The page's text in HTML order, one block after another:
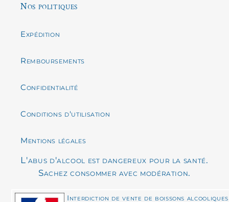
Nos politiques
Expédition
Remboursements
Confidentialité
Conditions d'utilisation
Mentions légales
L'abus d'alcool est dangereux pour la santé.
Sachez consommer avec modération.
Interdiction de vente de boissons alcooliques